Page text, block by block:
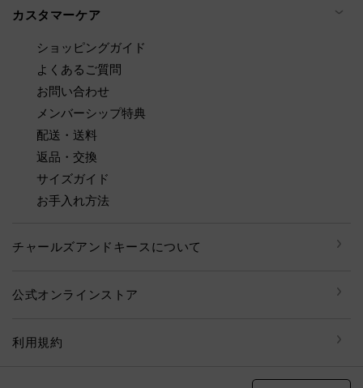
カスタマーケア
ショッピングガイド
よくあるご質問
お問い合わせ
メンバーシップ特典
配送・送料
返品・交換
サイズガイド
お手入れ方法
チャールズアンドキースについて
公式オンラインストア
利用規約